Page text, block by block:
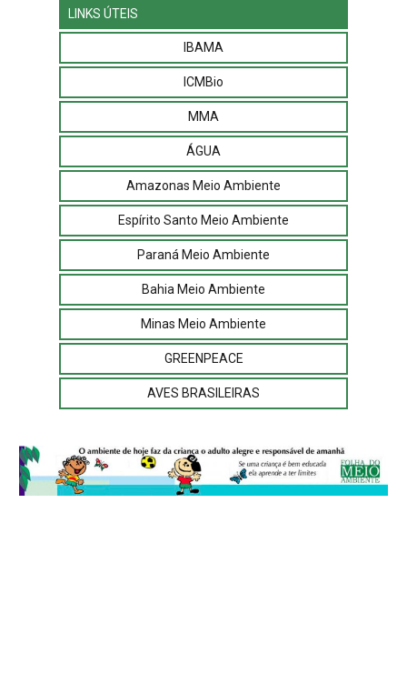
LINKS ÚTEIS
IBAMA
ICMBio
MMA
ÁGUA
Amazonas Meio Ambiente
Espírito Santo Meio Ambiente
Paraná Meio Ambiente
Bahia Meio Ambiente
Minas Meio Ambiente
GREENPEACE
AVES BRASILEIRAS